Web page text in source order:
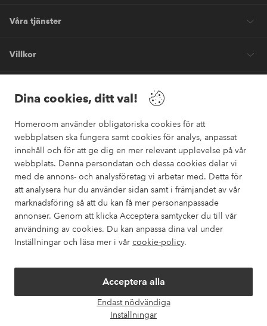
Dina cookies, ditt val!
Homeroom använder obligatoriska cookies för att
webbplatsen ska fungera samt cookies för analys, anpassat
innehåll och för att ge dig en mer relevant upplevelse på vår
webbplats. Denna persondatan och dessa cookies delar vi
med de annons- och analysföretag vi arbetar med. Detta för
att analysera hur du använder sidan samt i främjandet av vår
marknadsföring så att du kan få mer personanpassade
annonser. Genom att klicka Acceptera samtycker du till vår
användning av cookies. Du kan anpassa dina val under
Inställningar och läsa mer i vår cookie-policy.
Acceptera alla
Endast nödvändiga
Inställningar
Våra tjänster
Villkor
Säkra betalningar
Vill du veta mer om våra betalalternativ ?
elpy